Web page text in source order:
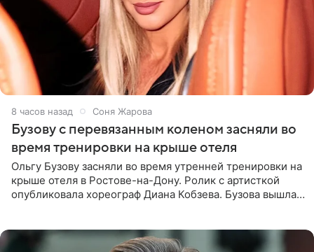
8 часов назад Соня Жарова
Бузову с перевязанным коленом засняли во
время тренировки на крыше отеля
Ольгу Бузову засняли во время утренней тренировки на
крыше отеля в Ростове-на-Дону. Ролик с артисткой
опубликовала хореограф Диана Кобзева. Бузова вышла